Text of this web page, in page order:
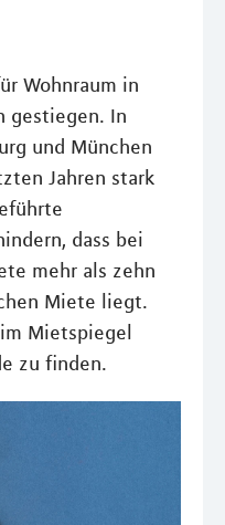
Wohnraum in
gestiegen. In
und München
Jahren stark
dass bei
mehr als zehn
Miete liegt.
Mietspiegel
zu finden.